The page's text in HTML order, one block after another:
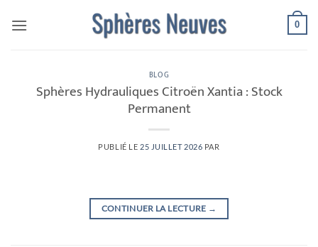
0
BLOG
Sphères Hydrauliques Citroën Xantia : Stock
Permanent
PUBLIÉ LE 25 JUILLET 2026 PAR
CONTINUER LA LECTURE →